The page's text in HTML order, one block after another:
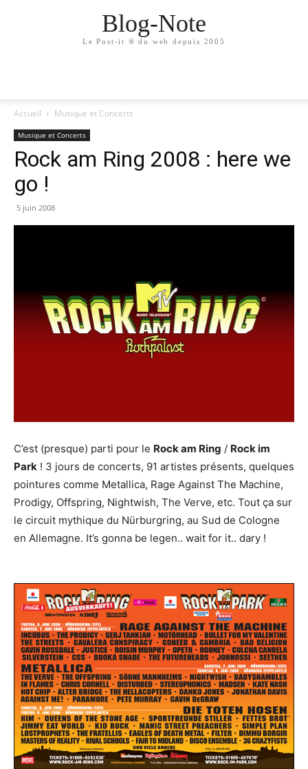
Blog-Note
Le Post-it ® du web depuis 2005
Accueil Musique et Concerts
Musique et Concerts
Rock am Ring 2008 : here we
go !
5 juin 2008
C’est (presque) parti pour le Rock am Ring / Rock im
Park ! 3 jours de concerts, 91 artistes présents, quelques
pointures comme Metallica, Rage Against The Machine,
Prodigy, Offspring, Nightwish, The Verve, etc. Tout ça sur
le circuit mythique du Nürburgring, au Sud de Cologne
en Allemagne. It’s gonna be legen.. wait for it.. dary !